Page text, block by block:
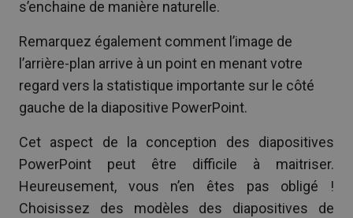
s’enchaine de manière naturelle.
Remarquez également comment l’image de
l’arrière-plan arrive à un point en menant votre
regard vers la statistique importante sur le côté
gauche de la diapositive PowerPoint.
Cet aspect de la conception des diapositives
PowerPoint peut être difficile à maitriser.
Heureusement, vous n’en êtes pas obligé !
Choisissez des modèles des diapositives de